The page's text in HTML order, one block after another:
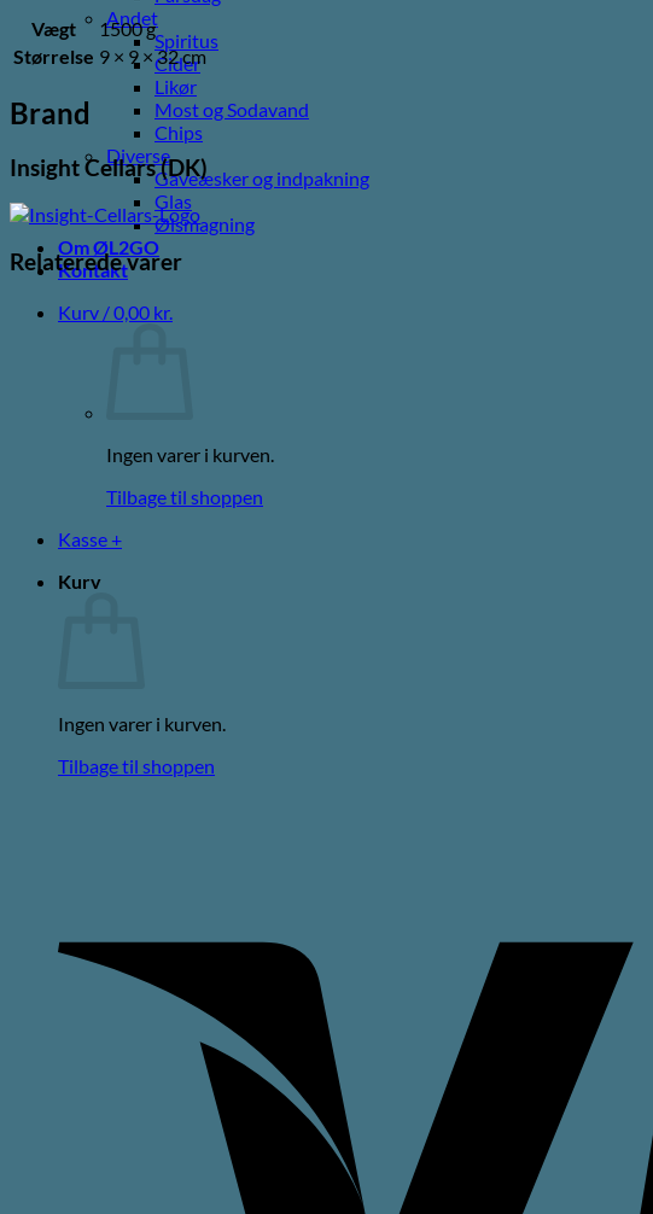
Andet
Spiritus
Cider
Likør
Most og Sodavand
Chips
Diverse
Gaveæsker og indpakning
Glas
Ølsmagning
Om ØL2GO
Kontakt
Kurv /0,00 kr.
Ingen varer i kurven.
Tilbage til shoppen
Kasse +
Kurv
Ingen varer i kurven.
Tilbage til shoppen
Vægt
1500 g
Størrelse 9 × 9 × 32 cm
Brand
Insight Cellars (DK)
Relaterede varer